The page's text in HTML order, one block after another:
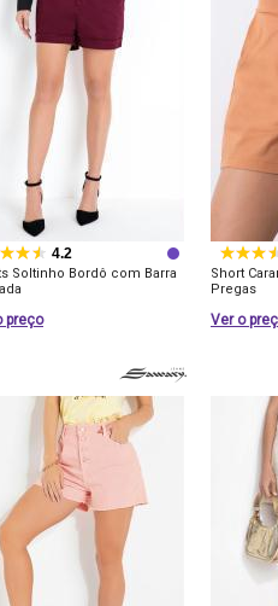
4.2
Soltinho Bordô com Barra
preço
Short
Pregas
Ver o